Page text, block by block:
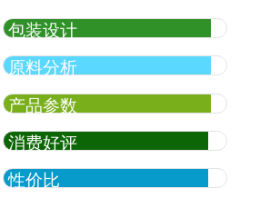
包装设计
原料分析
产品参数
消费好评
性价比